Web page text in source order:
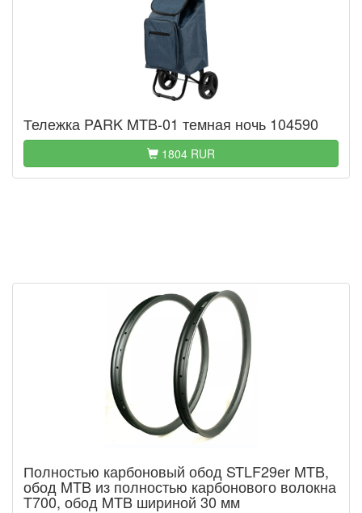
Тележка PARK MTB-01 темная ночь 104590
1804 RUR
Полностью карбоновый обод STLF29er MTB,
обод MTB из полностью карбонового волокна
T700, обод MTB шириной 30 мм